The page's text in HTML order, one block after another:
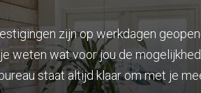
zijn op werkdagen
weten wat voor jou de
staat altijd klaar om met je